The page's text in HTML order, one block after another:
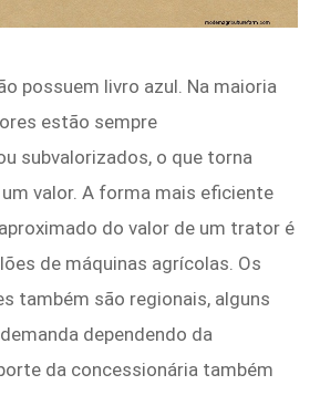
possuem livro azul. Na maioria
estão sempre
subvalorizados, o que torna
valor. A forma mais eficiente
do valor de um trator é
de máquinas agrícolas. Os
também são regionais, alguns
dependendo da
da concessionária também